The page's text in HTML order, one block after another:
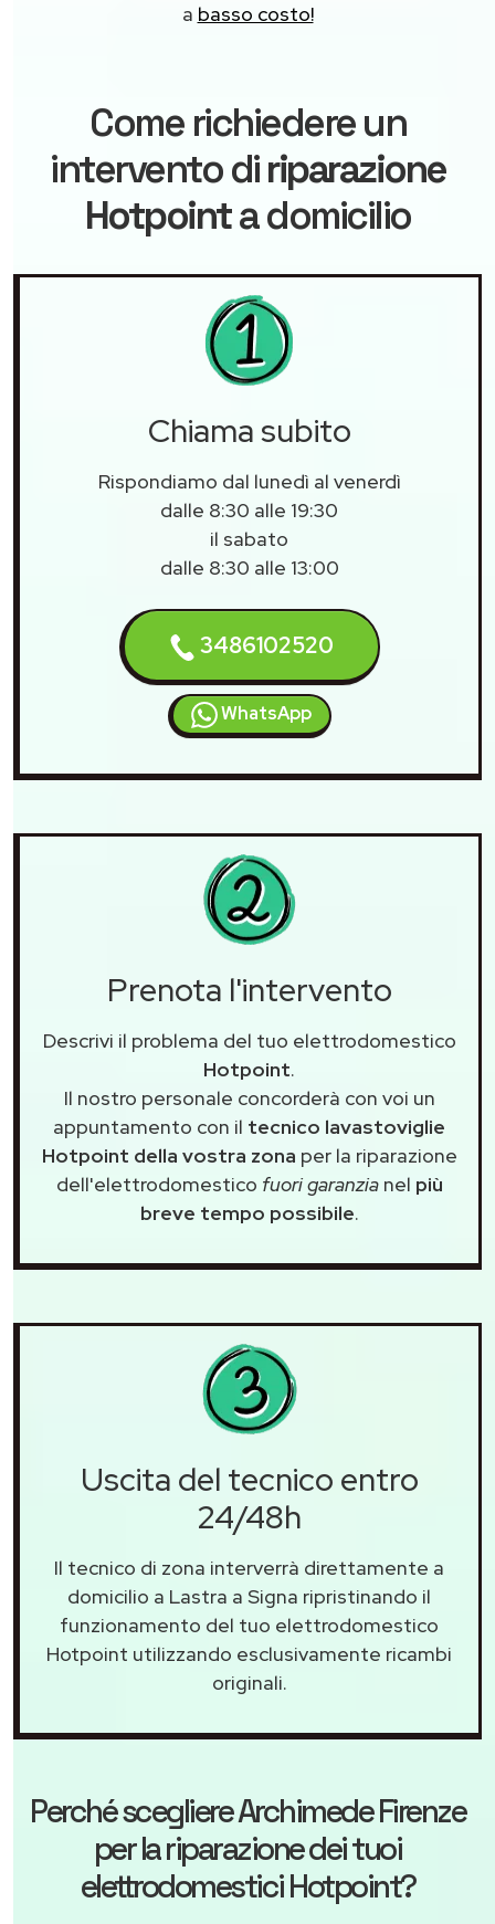
a basso costo!
Come richiedere un
intervento diriparazione
Hotpointa domicilio
Chiama subito
Rispondiamo dal lunedì al venerdì
dalle 8:30 alle 19:30
il sabato
dalle 8:30 alle 13:00
3486102520
WhatsApp
Prenota l'intervento
Descrivi il problema del tuo elettrodomestico
Hotpoint.
Il nostro personale concorderà con voi un
appuntamento con il tecnico lavastoviglie
Hotpoint della vostra zona per la riparazione
dell'elettrodomestico fuori garanzianel più
breve tempo possibile.
Uscita del tecnico entro
24/48h
Il tecnico di zona interverrà direttamente a
domicilio a Lastra a Signa ripristinando il
funzionamento del tuo elettrodomestico
Hotpoint utilizzando esclusivamente ricambi
originali.
Perché scegliereArchimede Firenze
per la riparazione dei tuoi
elettrodomestici Hotpoint?